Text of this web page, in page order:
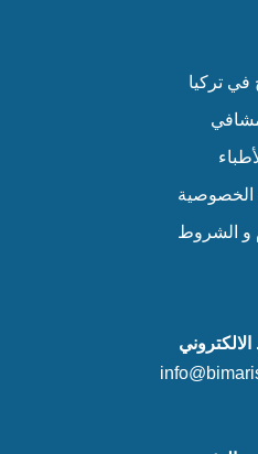
في تركيا
و الشروط
الالكتروني